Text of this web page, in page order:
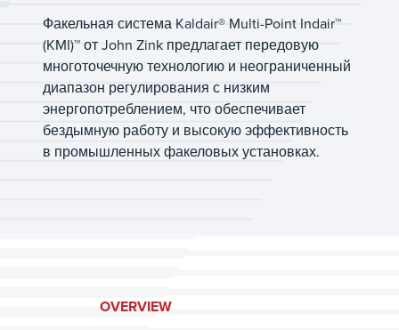
Факельная система Kaldair® Multi-Point Indair™
(KMI)™ от John Zink предлагает передовую
многоточечную технологию и неограниченный
диапазон регулирования с низким
энергопотреблением, что обеспечивает
бездымную работу и высокую эффективность
в промышленных факеловых установках.
OVERVIEW